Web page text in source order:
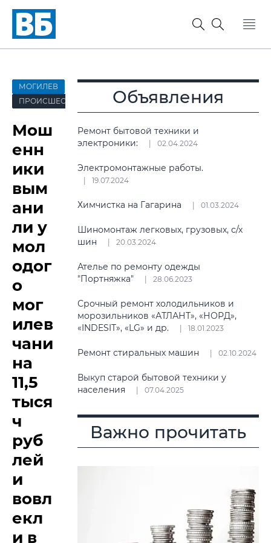
МОГИЛЕВ
ПРОИСШЕСТВИЯ
Мош
енн
ики
вым
ани
ли у
мол
одог
о
мог
илев
чани
на
11,5
тыся
ч
руб
лей
и
вовл
екл
и в
Объявления
Ремонт бытовой техники и
электроники:
02.04.2024
Электромонтажные работы.
19.07.2024
Химчистка на Гагарина 01.03.2024
Шиномонтаж легковых, грузовых, с/х
шин
20.03.2024
Ателье по ремонту одежды
"Портняжка"
28.06.2023
Срочный ремонт холодильников и
морозильников «АТЛАНТ», «НОРД»,
«INDESIT», «LG» и др.
18.01.2023
Ремонт стиральных машин 02.10.2024
Выкуп старой бытовой техники у
населения
07.04.2025
Важно прочитать